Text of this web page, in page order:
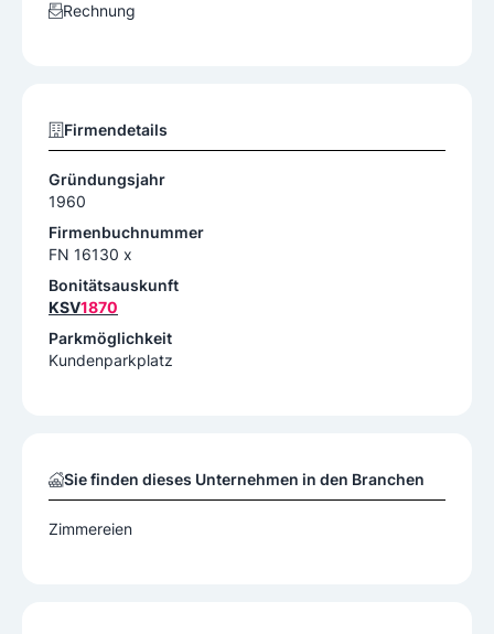
Rechnung
Firmendetails
Gründungsjahr
1960
Firmenbuchnummer
FN 16130 x
Bonitätsauskunft
KSV1870
Parkmöglichkeit
Kundenparkplatz
Sie finden dieses Unternehmen in den Branchen
Zimmereien